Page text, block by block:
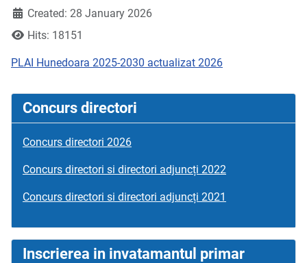
Created: 28 January 2026
Hits: 18151
PLAI Hunedoara 2025-2030 actualizat 2026
Concurs directori
Concurs directori 2026
Concurs directori si directori adjuncți 2022
Concurs directori si directori adjuncți 2021
Inscrierea in invatamantul primar